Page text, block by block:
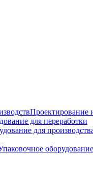
Проектирование
для переработки
для